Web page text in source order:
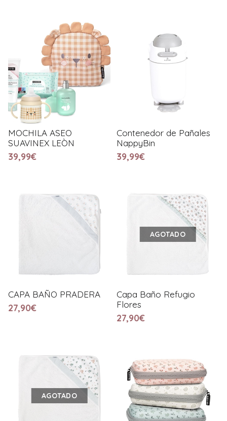
MOCHILA ASEO
SUAVINEX LEÒN
39,99€
Contenedor de Pañales
NappyBin
39,99€
CAPA BAÑO PRADERA
27,90€
AGOTADO
Capa Baño Refugio
Flores
27,90€
AGOTADO